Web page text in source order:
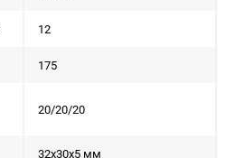
12
175
20/20/20
32x30x5 мм